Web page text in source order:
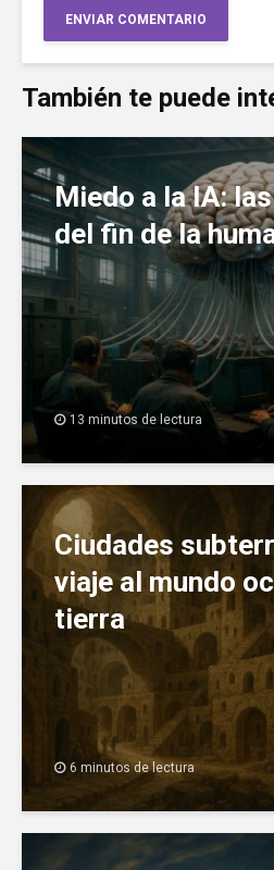
También te puede
Miedo a la IA:
del fin de la
13 minutos de lectura
Ciudades
viaje al mundo
tierra
6 minutos de lectura